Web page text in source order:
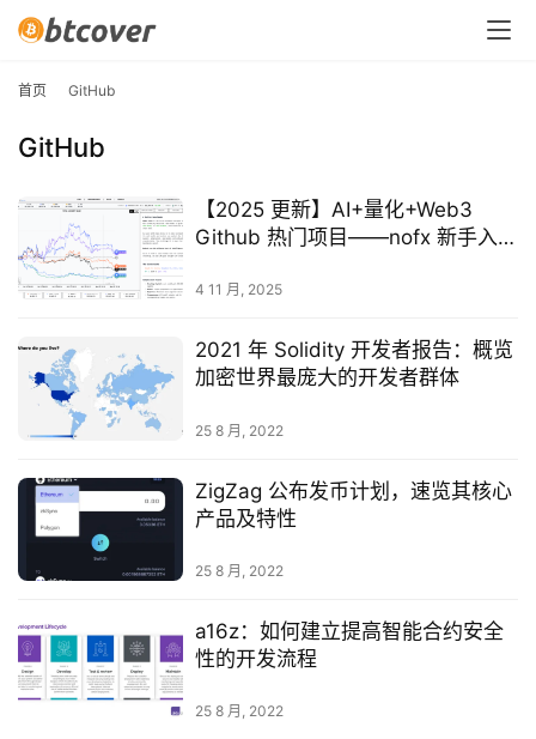
页
首页 GitHub
GitHub
【2025 更新】AI+量化+Web3
Github 热门项目——nofx 新手入门
4 11 月, 2025
2021 年 Solidity 开发者报告：概览
加密世界最庞大的开发者群体
25 8 月, 2022
ZigZag 公布发币计划，速览其核心
产品及特性
25 8 月, 2022
a16z：如何建立提高智能合约安全
性的开发流程
25 8 月, 2022